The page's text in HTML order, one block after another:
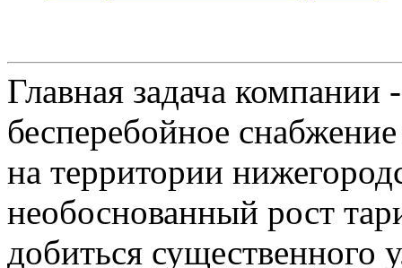
Главная задача
бесперебойное
на территории
необоснованный рост
добиться существенного